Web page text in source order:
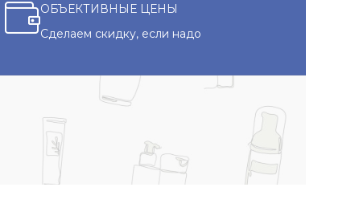
ОБЪЕКТИВНЫЕ ЦЕНЫ
Сделаем скидку, если надо